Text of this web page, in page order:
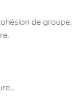
de groupe.